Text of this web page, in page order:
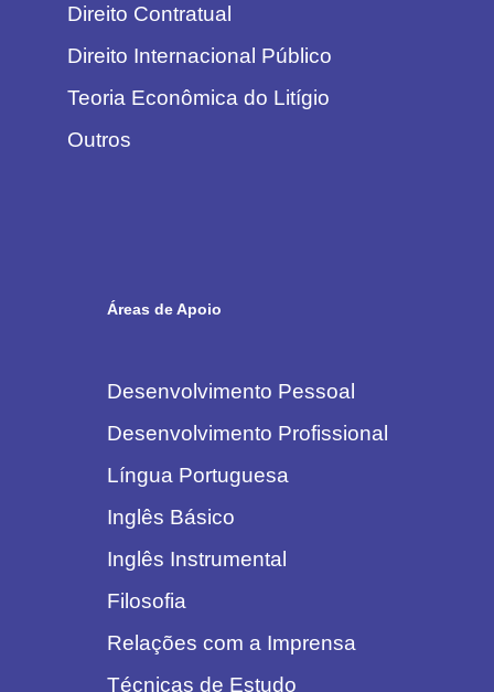
Direito Contratual
Direito Internacional Público
Teoria Econômica do Litígio
Outros
Áreas de Apoio
Desenvolvimento Pessoal
Desenvolvimento Profissional
Língua Portuguesa
Inglês Básico
Inglês Instrumental
Filosofia
Relações com a Imprensa
Técnicas de Estudo